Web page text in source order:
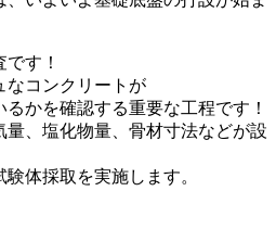
す！
なコンクリートが
かを確認する重要な工程です！
、塩化物量、骨材寸法などが設
体採取を実施します。